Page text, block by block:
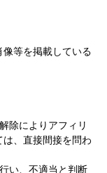
像等を掲載している
除によりアフィリ
、直接間接を問わ
い、不適当と判断